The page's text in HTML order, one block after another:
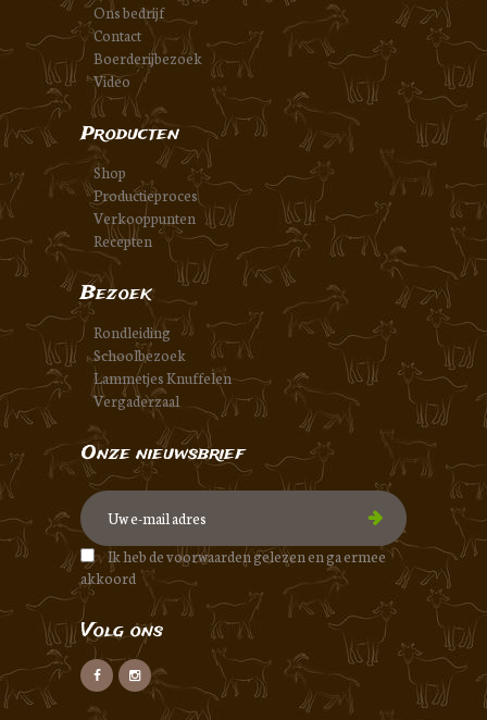
Ons bedrijf
Contact
Boerderijbezoek
Video
Producten
Shop
Productieproces
Verkooppunten
Recepten
Bezoek
Rondleiding
Schoolbezoek
Lammetjes Knuffelen
Vergaderzaal
Onze nieuwsbrief
Ik heb de voorwaarden gelezen en ga ermee
akkoord
Volg ons